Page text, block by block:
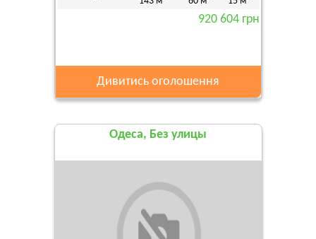
920 604 грн
Дивитись оголошення
Одеса, Без улицы